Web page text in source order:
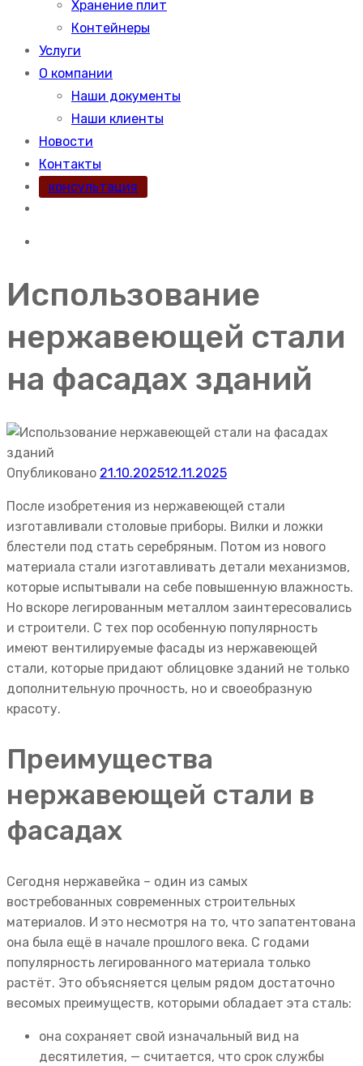
Хранение плит
Контейнеры
Услуги
О компании
Наши документы
Наши клиенты
Новости
Контакты
консультация
Использование
нержавеющей стали
на фасадах зданий
Опубликовано 21.10.202512.11.2025
После изобретения из нержавеющей стали
изготавливали столовые приборы. Вилки и ложки
блестели под стать серебряным. Потом из нового
материала стали изготавливать детали механизмов,
которые испытывали на себе повышенную влажность.
Но вскоре легированным металлом заинтересовались
и строители. С тех пор особенную популярность
имеют вентилируемые фасады из нержавеющей
стали, которые придают облицовке зданий не только
дополнительную прочность, но и своеобразную
красоту.
Преимущества
нержавеющей стали в
фасадах
Сегодня нержавейка – один из самых
востребованных современных строительных
материалов. И это несмотря на то, что запатентована
она была ещё в начале прошлого века. С годами
популярность легированного материала только
растёт. Это объясняется целым рядом достаточно
весомых преимуществ, которыми обладает эта сталь:
она сохраняет свой изначальный вид на
десятилетия, — считается, что срок службы